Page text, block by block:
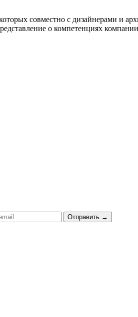
совместно с дизайнерами и
о компетенциях
Отправить →